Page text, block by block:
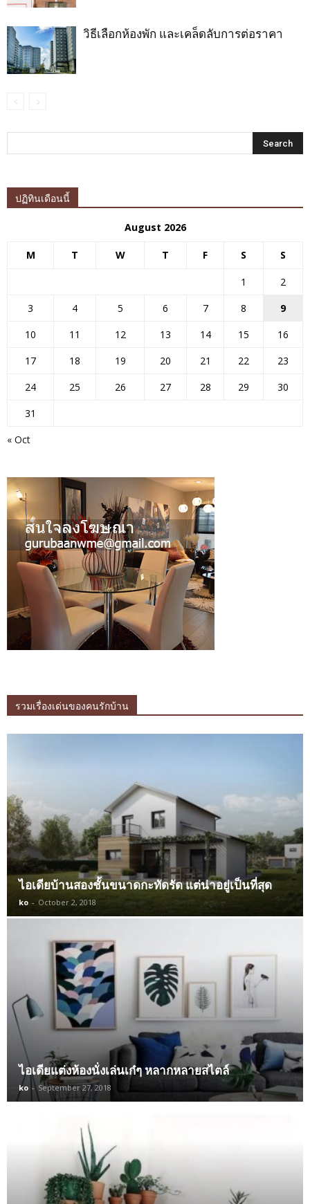
วิธีเลือกห้องพัก และเคล็ดลับการต่อราคา
ปฏิทินเดือนนี้
August 2026
M T W T F S S
« Oct
1
2
3
4 5 6 7 8
9
10
11 12 13 14 15
16
17
18 19 20 21 22
23
24
25 26 27 28 29
30
31
รวมเรื่องเด่นของคนรักบ้าน
ไอเดียบ้านสองชั้นขนาดกะทัดรัด แต่น่าอยู่เป็นที่สุด
ko - October 2, 2018
ไอเดียแต่งห้องนั่งเล่นเก๋ๆ หลากหลายสไตล์
ko - September 27, 2018